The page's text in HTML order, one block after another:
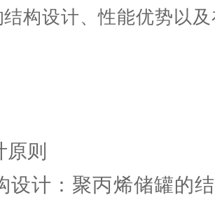
构设计、性能优势以
则
计：聚丙烯储罐的结